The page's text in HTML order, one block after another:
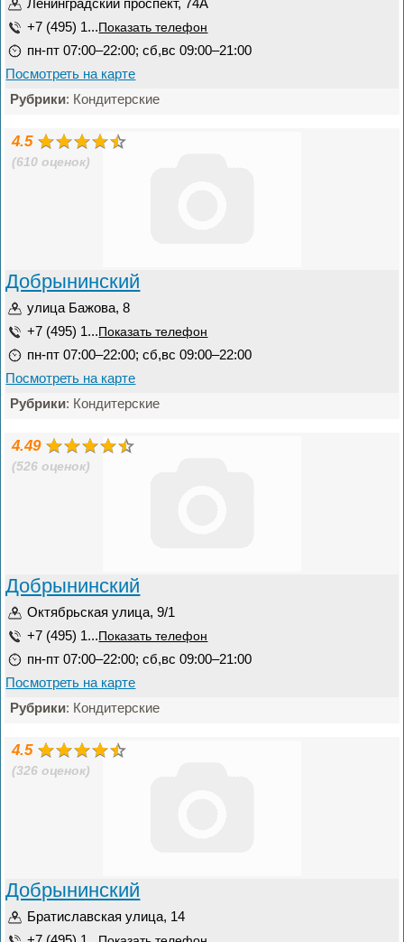
Ленинградский проспект, 74А
+7 (495) 1... Показать телефон
пн-пт 07:00–22:00; сб,вс 09:00–21:00
Посмотреть на карте
Рубрики: Кондитерские
4.5
(610 оценок)
Добрынинский
улица Бажова, 8
+7 (495) 1... Показать телефон
пн-пт 07:00–22:00; сб,вс 09:00–22:00
Посмотреть на карте
Рубрики: Кондитерские
4.49
(526 оценок)
Добрынинский
Октябрьская улица, 9/1
+7 (495) 1... Показать телефон
пн-пт 07:00–22:00; сб,вс 09:00–21:00
Посмотреть на карте
Рубрики: Кондитерские
4.5
(326 оценок)
Добрынинский
Братиславская улица, 14